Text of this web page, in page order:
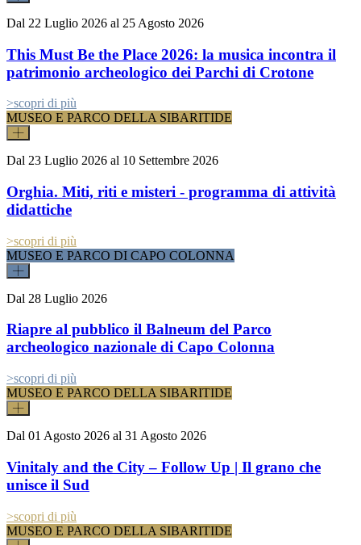
Dal 22 Luglio 2026 al 25 Agosto 2026
This Must Be the Place 2026: la musica incontra il
patrimonio archeologico dei Parchi di Crotone
>scopri di più
MUSEO E PARCO DELLA SIBARITIDE
Dal 23 Luglio 2026 al 10 Settembre 2026
Orghia. Miti, riti e misteri - programma di attività
didattiche
>scopri di più
MUSEO E PARCO DI CAPO COLONNA
Dal 28 Luglio 2026
Riapre al pubblico il Balneum del Parco
archeologico nazionale di Capo Colonna
>scopri di più
MUSEO E PARCO DELLA SIBARITIDE
Dal 01 Agosto 2026 al 31 Agosto 2026
Vinitaly and the City – Follow Up | Il grano che
unisce il Sud
>scopri di più
MUSEO E PARCO DELLA SIBARITIDE